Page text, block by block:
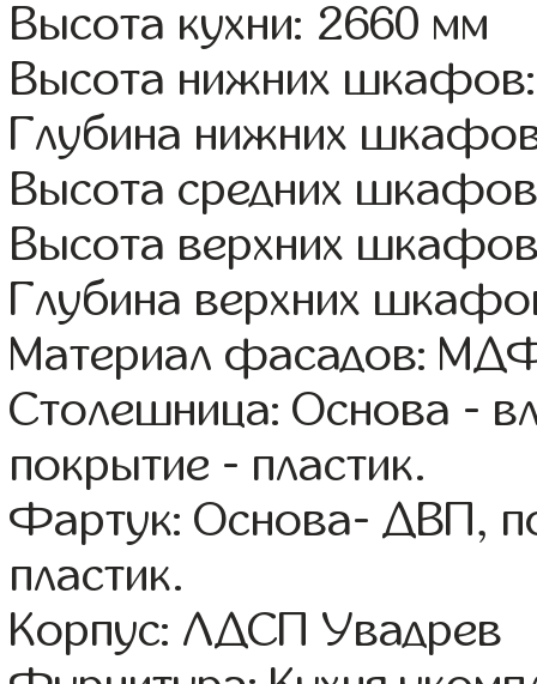
Высота кухни: 2660 мм
Высота нижних
Глубина нижних
Высота средних
Высота верхних
Глубина верхних
Материал фасадов:
Столешница: Основа -
покрытие - пластик.
Фартук: Основа- ДВП,
пластик.
Корпус: ЛДСП Увадрев